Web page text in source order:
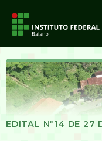
EDITAL Nº14 DE 27